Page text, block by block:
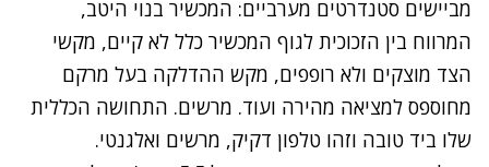
מביישים סטנדרטים מערביים: המכשיר בנוי היטב,
המרווח בין הזכוכית לגוף המכשיר כלל לא קיים, מקשי
הצד מוצקים ולא רופפים, מקש ההדלקה בעל מרקם
מחוספס למציאה מהירה ועוד. מרשים. התחושה הכללית
שלו ביד טובה וזהו טלפון דקיק, מרשים ואלגנטי.